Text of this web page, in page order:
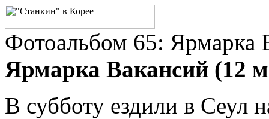
Фотоальбом 65: Ярмарка
Ярмарка Вакансий (12
В субботу ездили в Сеул